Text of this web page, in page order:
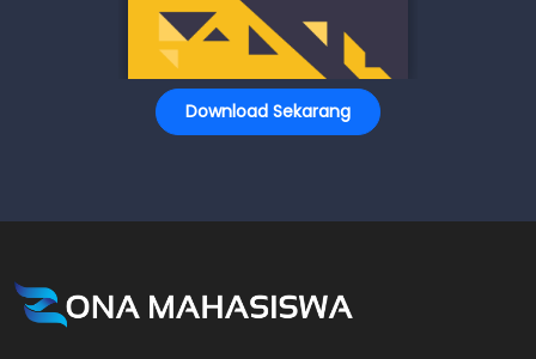
Download Sekarang